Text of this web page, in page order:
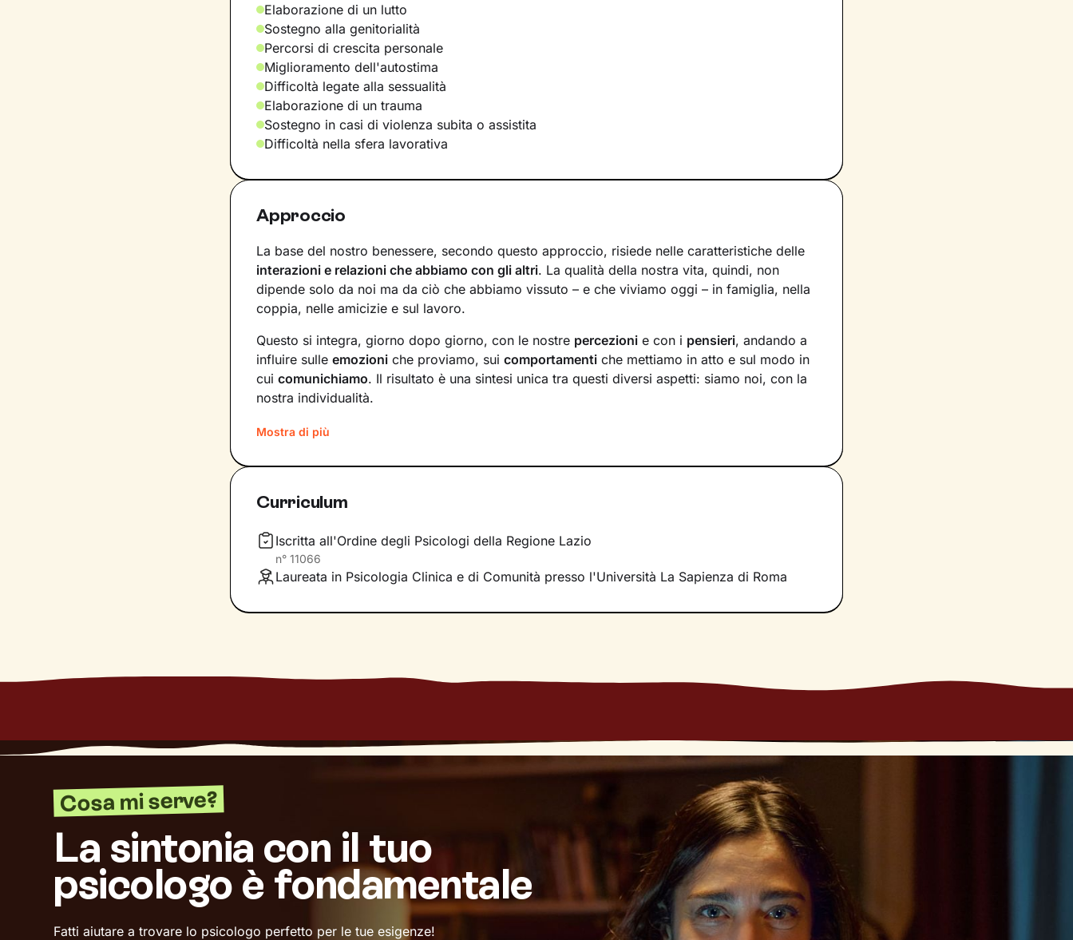
Elaborazione di un lutto
Sostegno alla genitorialità
Percorsi di crescita personale
Miglioramento dell'autostima
Difficoltà legate alla sessualità
Elaborazione di un trauma
Sostegno in casi di violenza subita o assistita
Difficoltà nella sfera lavorativa
Approccio
La base del nostro benessere, secondo questo approccio, risiede nelle caratteristiche delle
interazioni e relazioni che abbiamo con gli altri. La qualità della nostra vita, quindi, non
dipende solo da noi ma da ciò che abbiamo vissuto – e che viviamo oggi – in famiglia, nella
coppia, nelle amicizie e sul lavoro.
Questo si integra, giorno dopo giorno, con le nostre percezioni e con i pensieri, andando a
influire sulle emozioni che proviamo, sui comportamenti che mettiamo in atto e sul modo in
cui comunichiamo. Il risultato è una sintesi unica tra questi diversi aspetti: siamo noi, con la
nostra individualità.
Sulponte che si crea tra il mondo interno e quello esterno
del tuo presente. La voglia di cambiamento sarà la motivazione necessaria per muovere i
comportamenti, alla ricerca di unnuovo livello di consapevolezza
fondamentale per comprendere cosa cambiare e come farlo. Nello spazio di ascolto e
accoglienza che si creerà, avrai modo di rileggere la tua realtà attribuendole significati
Mostra di più
Curriculum
Iscritta all'Ordine degli Psicologi della Regione Lazio
n° 11066
Laureata in Psicologia Clinica e di Comunità presso l'Università La Sapienza di Roma
Cosa mi serve?
La sintonia con il tuo
psicologo è fondamentale
Fatti aiutare a trovare lo psicologo perfetto per le tue esigenze!